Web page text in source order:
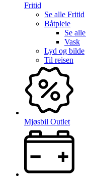
Fritid
Se alle Fritid
Båtpleie
Se alle
Vask
Lyd og bilde
Til reisen
Mjøsbil Outlet